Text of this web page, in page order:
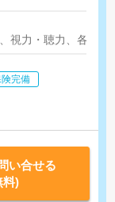
・スキルによ
部以外の検査も
視力・聴力、各種
完備
い合せる
料)